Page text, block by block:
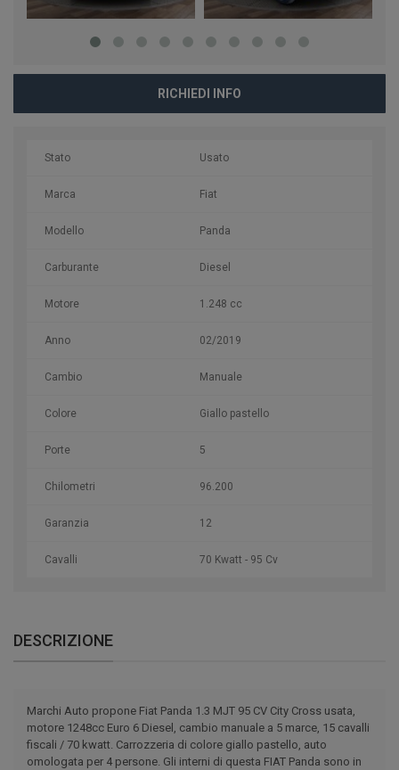
RICHIEDI INFO
Stato Usato
Marca Fiat
Modello Panda
Carburante Diesel
Motore 1.248 cc
Anno 02/2019
Cambio Manuale
Colore Giallo pastello
Porte 5
Chilometri 96.200
Garanzia 12
Cavalli 70 Kwatt - 95 Cv
DESCRIZIONE
Marchi Auto propone Fiat Panda 1.3 MJT 95 CV City Cross usata,
motore 1248cc Euro 6 Diesel, cambio manuale a 5 marce, 15 cavalli
fiscali / 70 kwatt. Carrozzeria di colore giallo pastello, auto
omologata per 4 persone. Gli interni di questa FIAT Panda sono in